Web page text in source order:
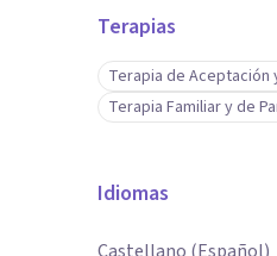
Terapias
Terapia de Aceptación
Terapia Familiar y de
Idiomas